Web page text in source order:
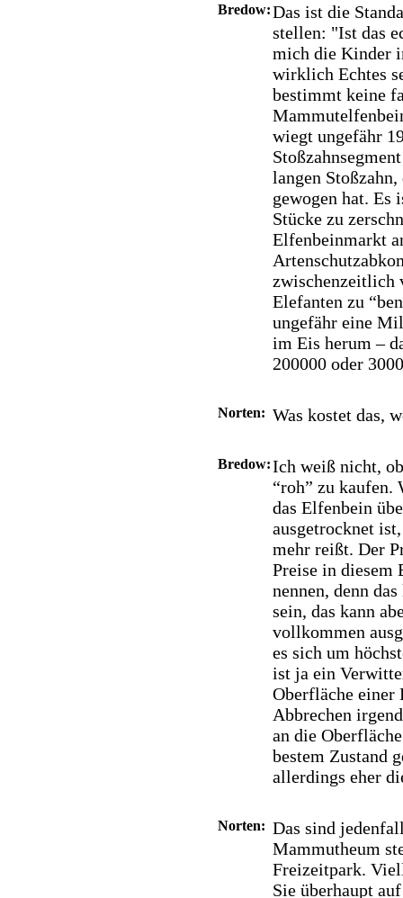
Bredow:Das ist die
stellen: "Ist das
mich die Kinder
wirklich Echtes
bestimmt keine
wiegt ungefähr
langen
gewogen hat. Es
Stücke zu
Elfenbeinmarkt
zwischenzeitlich
Elefanten zu
ungefähr eine
im Eis herum –
200000 oder
Norten: Was kostet das,
Bredow:Ich weiß nicht,
“roh” zu
das Elfenbein
ausgetrocknet
mehr reißt. Der
Preise in diesem
nennen, denn
sein, das kann
vollkommen
es sich um
ist ja ein
Oberfläche einer
Abbrechen
an die
bestem Zustand
allerdings eher
Norten: Das sind
Mammutheum
Freizeitpark.
Sie überhaupt